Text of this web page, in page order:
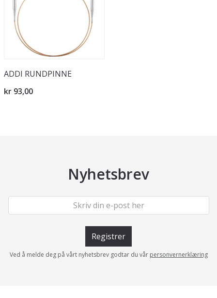
ADDI RUNDPINNE
kr 93,00
Nyhetsbrev
Registrer
Ved å melde deg på vårt nyhetsbrev godtar du vår personvernerklæring